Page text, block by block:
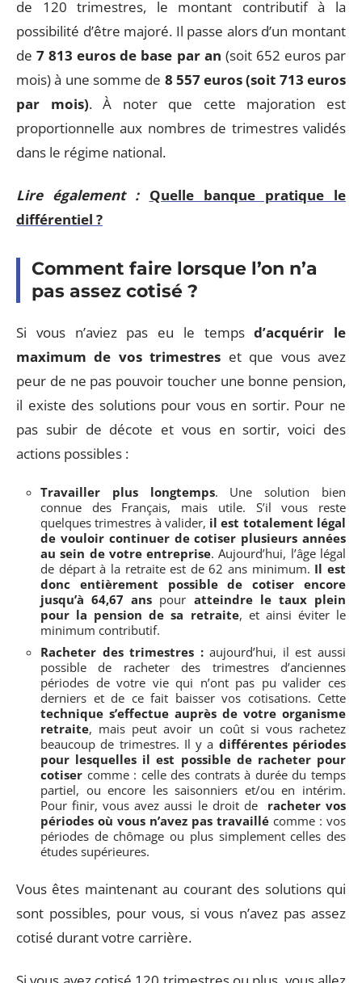
de 120 trimestres, le montant contributif à la
possibilité d’être majoré. Il passe alors d’un montant
de7 813 euros de base par an (soit 652 euros par
mois) à une somme de 8 557 euros (soit 713 euros
par mois). À noter que cette majoration est
proportionnelle aux nombres de trimestres validés
dans le régime national.
Lire également : Quelle banque pratique le
différentiel ?
Comment faire lorsque l’on n’a
pas assez cotisé ?
Si vous n’aviez pas eu le tempsd’acquérir le
maximum de vos trimestres et que vous avez
peur de ne pas pouvoir toucher une bonne pension,
il existe des solutions pour vous en sortir. Pour ne
pas subir de décote et vous en sortir, voici des
actions possibles :
Travailler plus longtemps. Une solution bien
connue des Français, mais utile. S’il vous reste
quelques trimestres à valider, il est totalement légal
de vouloir continuer de cotiser plusieurs années
au sein de votre entreprise. Aujourd’hui, l’âge légal
de départ à la retraite est de 62 ans minimum. Il est
donc entièrement possible de cotiser encore
jusqu’à 64,67 ans pour atteindre le taux plein
pour la pension de sa retraite, et ainsi éviter le
minimum contributif.
Racheter des trimestres :aujourd’hui, il est aussi
possible de racheter des trimestres d’anciennes
périodes de votre vie qui n’ont pas pu valider ces
derniers et de ce fait baisser vos cotisations. Cette
technique s’effectue auprès de votre organisme
retraite, mais peut avoir un coût si vous rachetez
beaucoup de trimestres. Il y a différentes périodes
pour lesquelles il est possible de racheter pour
cotiser comme : celle des contrats à durée du temps
partiel, ou encore les saisonniers et/ou en intérim.
Pour finir, vous avez aussi le droit de racheter vos
périodes où vous n’avez pas travaillé comme : vos
périodes de chômage ou plus simplement celles des
études supérieures.
Vous êtes maintenant au courant des solutions qui
sont possibles, pour vous, si vous n’avez pas assez
cotisé durant votre carrière.